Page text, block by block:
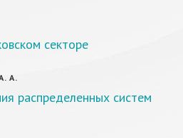
секторе
А.
распределенных систем